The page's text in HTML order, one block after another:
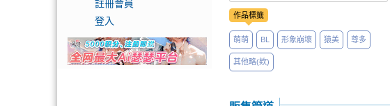
註冊會員
登入
作品標籤
萌萌 BL 形象崩壞 猿美 尊多
其他略(欸)